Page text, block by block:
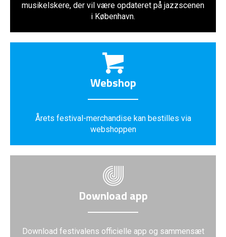
musikelskere, der vil være opdateret på jazzscenen
i København.
Webshop
Årets festival-merchandise kan bestilles via
webshoppen
Download app
Download festivalens officielle app og sammensæt